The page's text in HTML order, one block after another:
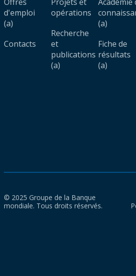
d'emploi
(a)
Contacts
opérations
Recherche
et
publications
(a)
(a)
Fiche de
résultats
(a)
© 2025 Groupe de la Banque
mondiale. Tous droits réservés.